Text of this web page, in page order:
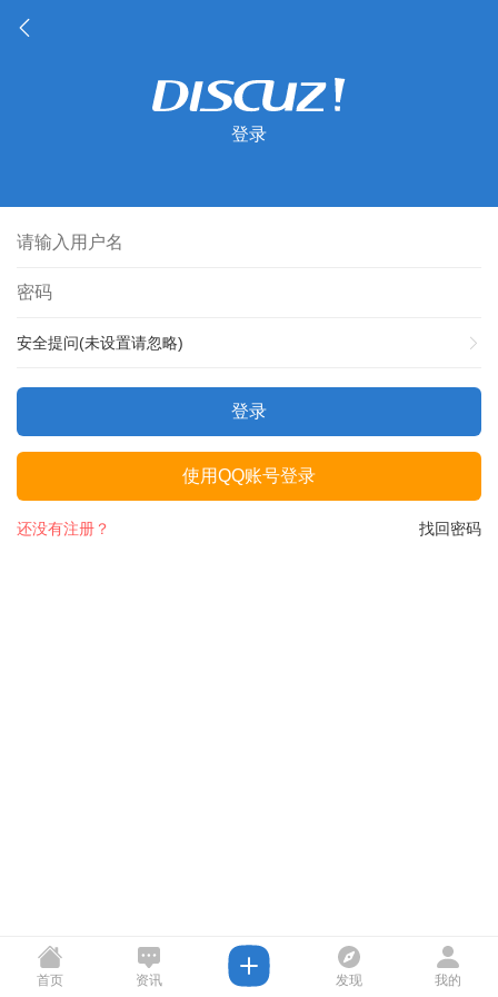
登录
安全提问(未设置请忽略)
登录
使用QQ账号登录
找回密码
还没有注册？
首页 资讯 发现 我的